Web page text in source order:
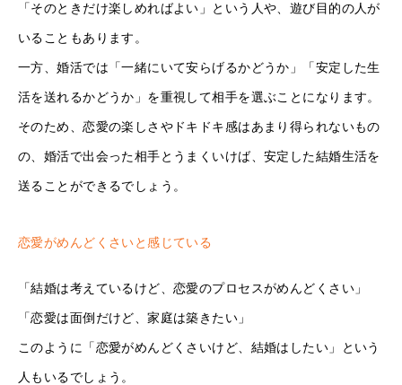
「そのときだけ楽しめればよい」という人や、遊び目的の人が
いることもあります。
一方、婚活では「一緒にいて安らげるかどうか」「安定した生
活を送れるかどうか」を重視して相手を選ぶことになります。
そのため、恋愛の楽しさやドキドキ感はあまり得られないもの
の、婚活で出会った相手とうまくいけば、安定した結婚生活を
送ることができるでしょう。
恋愛がめんどくさいと感じている
「結婚は考えているけど、恋愛のプロセスがめんどくさい」
「恋愛は面倒だけど、家庭は築きたい」
このように「恋愛がめんどくさいけど、結婚はしたい」という
人もいるでしょう。